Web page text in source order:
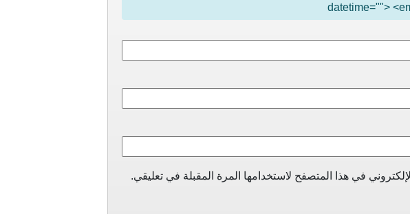
datetime="">
في هذا المتصفح لاستخدامها المرة المقبلة في تعليقي.